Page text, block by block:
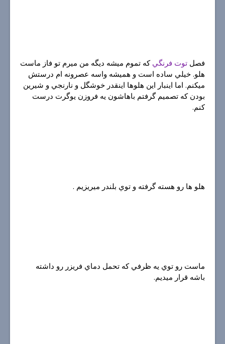
فصل توت فرنگيكه تموم ميشه ديگه من ميرم تو فاز ماست
هلو. خيلي ساده است و هميشه واسه عصرونه ام درستش
ميكنم. اما اينبار اين هلوها اينقدر خوشگل و نارنجي و شيرين
بودن كه تصميم گرفتم باهاشون يه فروزن يوگرت درست
كنم.
هلو ها رو هسته گرفته و توي بلندر ميريزيم .
ماست رو توي يه ظرفي كه تحمل دماي فريزر رو داشته
باشه قرار ميديم.